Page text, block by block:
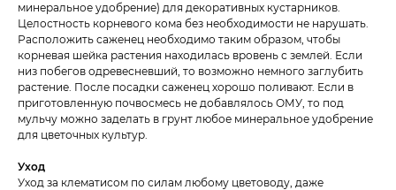
минеральное удобрение) для декоративных кустарников.
Целостность корневого кома без необходимости не нарушать.
Расположить саженец необходимо таким образом, чтобы
корневая шейка растения находилась вровень с землей. Если
низ побегов одревесневший, то возможно немного заглубить
растение. После посадки саженец хорошо поливают. Если в
приготовленную почвосмесь не добавлялось ОМУ, то под
мульчу можно заделать в грунт любое минеральное удобрение
для цветочных культур.
Уход
Уход за клематисом по силам любому цветоводу, даже